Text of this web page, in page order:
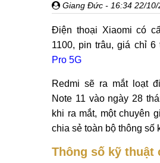
Giang Đức - 16:34 22/10/
Điện thoại Xiaomi có
1100, pin trâu, giá chỉ 6
Pro 5G
Redmi sẽ ra mắt loạt
Note 11 vào ngày 28
khi ra mắt, một chuyên
chia sẻ toàn bộ thông số
Thông số kỹ thuật